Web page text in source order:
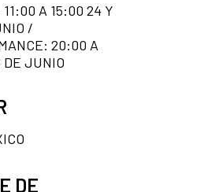
A 15:00 24 Y
/
20:00 A
JUNIO
DE